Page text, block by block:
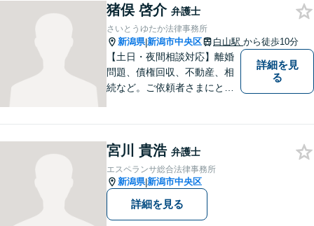
し、元の生活に戻っていただ
けるよう尽力します。【地域
の皆様のお力になりたい】
猪俣 啓介 弁護士
さいとうゆたか法律事務所
新潟県|新潟市中央区 白山駅 から徒歩10分
【土日・夜間相談対応】離婚
問題、債権回収、不動産、相
続など。ご依頼者さまにとっ
ず、わかりやすくご説明しま
す。お気軽にご相談ください
【子連れ相談可】
詳細を見
る
宮川 貴浩 弁護士
エスペランサ総合法律事務所
新潟県|新潟市中央区
詳細を見る